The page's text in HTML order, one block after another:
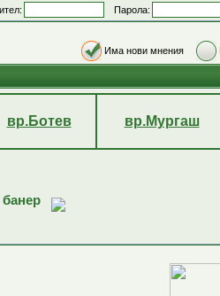
Парола:
Има нови мнения
вр.Ботев вр.Мургаш
банер